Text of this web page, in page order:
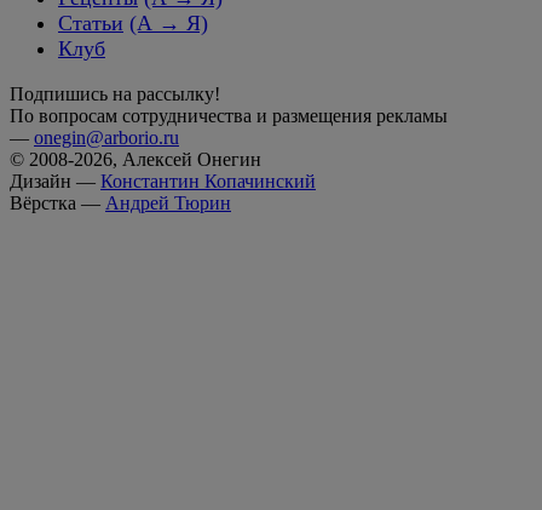
Статьи (А → Я)
Клуб
Подпишись на рассылку!
По вопросам сотрудничества и размещения рекламы
— onegin@arborio.ru
© 2008-2026, Алексей Онегин
Дизайн — Константин Копачинский
Вёрстка — Андрей Тюрин